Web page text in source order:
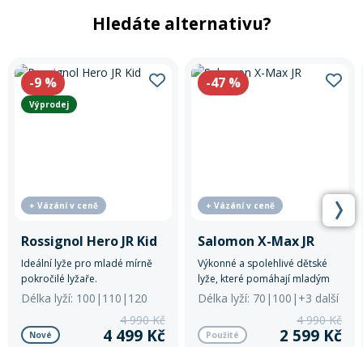
Hledáte alternativu?
-9 %
Výprodej
+ Vázání v ceně
Rossignol Hero JR Kid
Ideální lyže pro mladé mírně
pokročilé lyžaře.
Délka lyží: 100|110|120
Nové
4 990 Kč
4 499 Kč
-47 %
+ Vázání v ceně
Salomon X-Max JR
Výkonné a spolehlivé dětské
lyže, které pomáhají mladým
jezdcům rozvíjet techniku a
užívat si jistotu a kontrolu při
každé jízdě na svahu.
Délka lyží: 70|100|+3 další
Použité
4 990 Kč
2 599 Kč